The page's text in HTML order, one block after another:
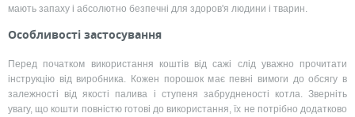
мають запаху і абсолютно безпечні для здоров'я людини і тварин.
Особливості застосування
Перед початком використання коштів від сажі слід уважно прочитати
інструкцію від виробника. Кожен порошок має певні вимоги до обсягу в
залежності від якості палива і ступеня забрудненості котла. Зверніть
увагу, що кошти повністю готові до використання, їх не потрібно додатково